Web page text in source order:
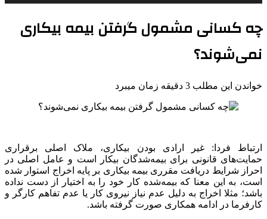
چه کسانی مشمول گرفتن بیمه بیکاری
نمی‌شوند؟
خواندن این مطلب 3 دقیقه زمان میبرد
ارتباط فردا: غیر ارادی بودن بیکاری، ملاک اصلی برقراری
حمایت‌های قانونی برای بیمه‌شدگان بیکار است و عامل اصلی در
احراز شرایط دریافت مقرری بیمه بیکاری بر پایه اخراج استوار شده
است، به این معنا که بیمه‌شده کار خود را به اختیار از دست نداده
باشد؛ مثلا اخراج به دلیل عدم نیاز نیروی کار یا عدم تفاهم کارگر و
کارفرما در ادامه همکاری صورت گرفته باشد.